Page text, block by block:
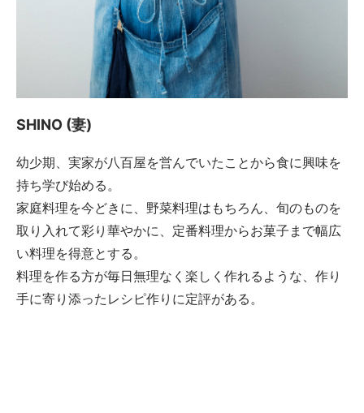
SHINO (妻)
幼少期、実家が八百屋を営んでいたことから食に興味を
持ち学び始める。
家庭料理を今どきに、野菜料理はもちろん、旬のものを
取り入れて彩り華やかに、定番料理からお菓子まで幅広
い料理を得意とする。
料理を作る方が毎日無理なく楽しく作れるような、作り
手に寄り添ったレシピ作りに定評がある。